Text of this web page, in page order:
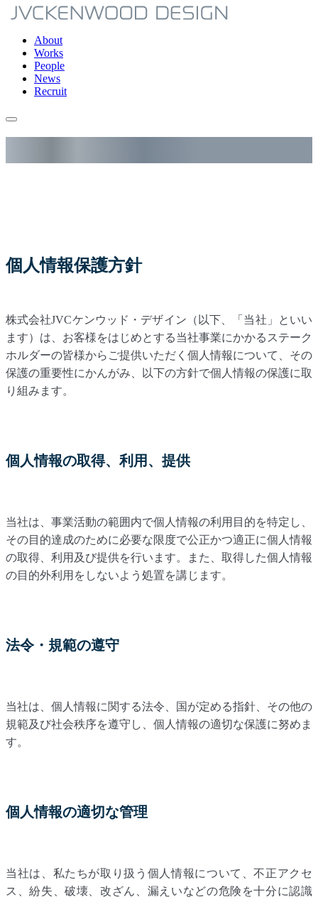
About
Works
People
News
Recruit
個人情報保護方針
株式会社JVCケンウッド・デザイン（以下、「当社」といい
ます）は、お客様をはじめとする当社事業にかかるステーク
ホルダーの皆様からご提供いただく個人情報について、その
保護の重要性にかんがみ、以下の方針で個人情報の保護に取
り組みます。
個人情報の取得、利用、提供
当社は、事業活動の範囲内で個人情報の利用目的を特定し、
その目的達成のために必要な限度で公正かつ適正に個人情報
の取得、利用及び提供を行います。また、取得した個人情報
の目的外利用をしないよう処置を講じます。
法令・規範の遵守
当社は、個人情報に関する法令、国が定める指針、その他の
規範及び社会秩序を遵守し、個人情報の適切な保護に努めま
す。
個人情報の適切な管理
当社は、私たちが取り扱う個人情報について、不正アクセ
ス、紛失、破壊、改ざん、漏えいなどの危険を十分に認識